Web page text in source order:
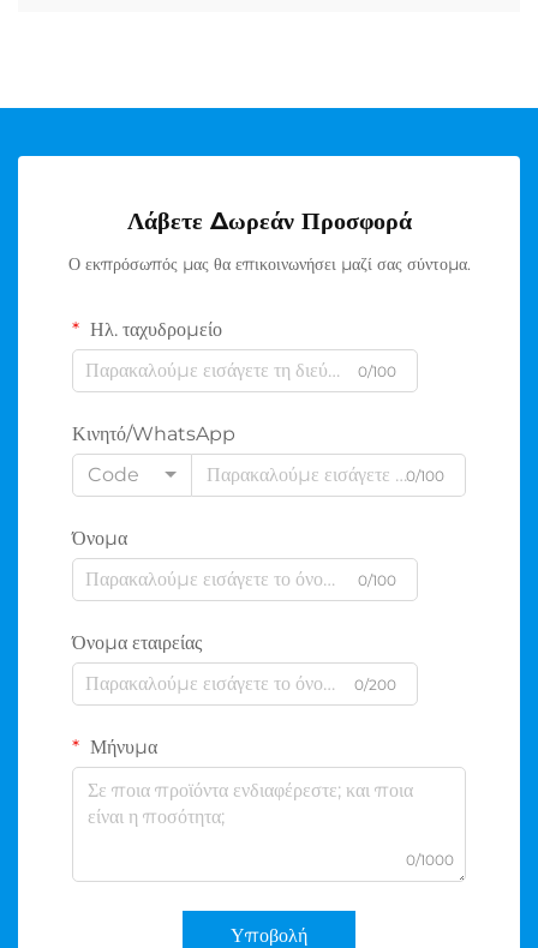
Λάβετε Δωρεάν Προσφορά
Ο εκπρόσωπός μας θα επικοινωνήσει μαζί σας σύντομα.
Ηλ. ταχυδρομείο
0/100
Κινητό/WhatsApp
Code
0/100
Όνομα
0/100
Όνομα εταιρείας
0/200
Μήνυμα
0/1000
Υποβολή